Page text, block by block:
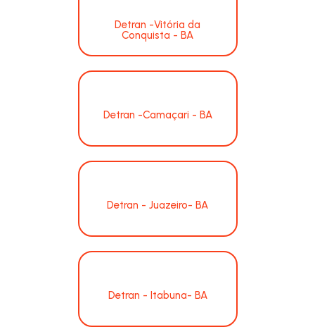
Detran -Vitória da
Conquista - BA
Detran -Camaçari - BA
Detran - Juazeiro- BA
Detran - Itabuna- BA